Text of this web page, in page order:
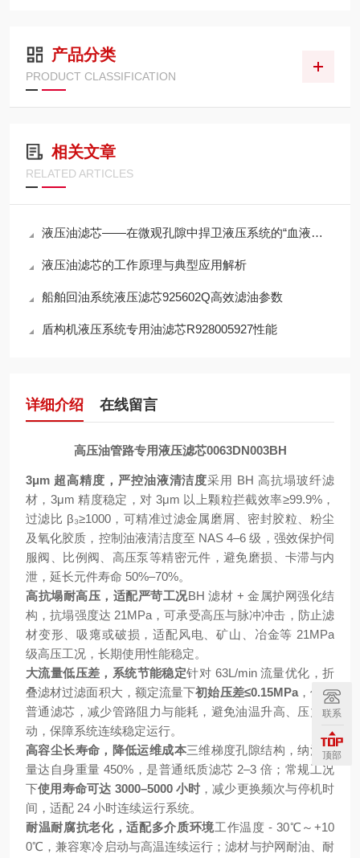
产品分类
PRODUCT CLASSIFICATION
相关文章
RELATED ARTICLES
液压油滤芯——在微观孔隙中捍卫液压系统的“血液纯净”
液压油滤芯的工作原理与典型应用解析
船舶回油系统液压滤芯925602Q高效滤油参数
盾构机液压系统专用油滤芯R928005927性能
详细介绍 在线留言
高压油管路专用液压滤芯0063DN003BH
3μm 超高精度，严控油液清洁度采用 BH 高抗塌玻纤滤
材，3μm 精度稳定，对 3μm 以上颗粒拦截效率≥99.9%，
过滤比 β₃≥1000，可精准过滤金属磨屑、密封胶粒、粉尘
及氧化胶质，控制油液清洁度至 NAS 4–6 级，强效保护伺
服阀、比例阀、高压泵等精密元件，避免磨损、卡滞与内
泄，延长元件寿命 50%–70%。
高抗塌耐高压，适配严苛工况BH 滤材 + 金属护网强化结
构，抗塌强度达 21MPa，可承受高压与脉冲冲击，防止滤
材变形、吸瘪或破损，适配风电、矿山、冶金等 21MPa
级高压工况，长期使用性能稳定。
大流量低压差，系统节能稳定针对 63L/min 流量优化，折
叠滤材过滤面积大，额定流量下初始压差≤0.15MPa，低于
普通滤芯，减少管路阻力与能耗，避免油温升高、压力波
动，保障系统连续稳定运行。
高容尘长寿命，降低运维成本三维梯度孔隙结构，纳污容
量达自身重量 450%，是普通纸质滤芯 2–3 倍；常规工况
下使用寿命可达 3000–5000 小时，减少更换频次与停机时
间，适配 24 小时连续运行系统。
耐温耐腐抗老化，适配多介质环境工作温度 - 30℃～+10
0℃，兼容寒冷启动与高温连续运行；滤材与护网耐油、耐
联系
顶部